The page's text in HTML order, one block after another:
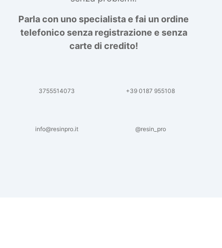
Parla con uno specialista e fai un ordine
telefonico senza registrazione e senza
carte di credito!
3755514073 +39 0187 955108
info@resinpro.it @resin_pro